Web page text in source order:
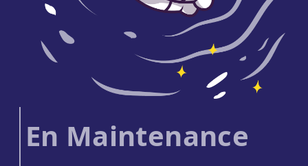
En Maintenance